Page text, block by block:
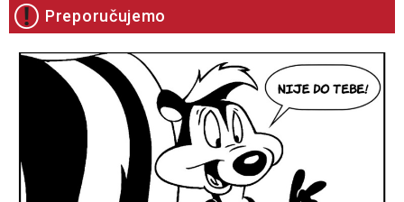
Preporučujemo